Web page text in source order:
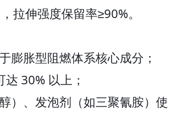
拉伸强度保留率≥90%。
膨胀型阻燃体系核心成分；
30% 以上；
）、发泡剂（如三聚氰胺）使